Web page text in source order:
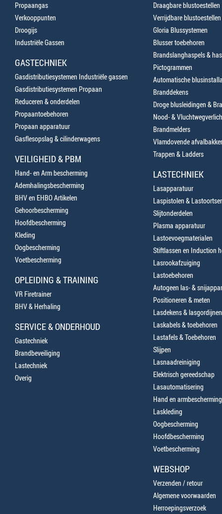
Propaangas
Verkooppunten
Droogijs
Industriële Gassen
GASTECHNIEK
Gasdistributiesystemen Industriële gassen
Gasdistributiesystemen Propaan
Reduceren & onderdelen
Propaantoebehoren
Propaan apparatuur
Gasflesopslag & cilinderwagens
VEILIGHEID & PBM
Hand- en Arm bescherming
Ademhalingsbescherming
BHV en EHBO Artikelen
Gehoorbescherming
Hoofdbescherming
Kleding
Oogbescherming
Voetbescherming
OPLEIDING & TRAINING
VR Firetrainer
BHV & Herhaling
SERVICE & ONDERHOUD
Gastechniek
Brandbeveiliging
Lastechniek
Overig
Draagbare blustoestellen
Verrijdbare blustoestellen
Gloria Blussystemen
Blusser toebehoren
Brandslanghaspels &
Pictogrammen
Automatische
Branddekens
Droge blusleidingen &
Nood- &
Brandmelders
Vlamdovende
Trappen & Ladders
LASTECHNIEK
Lasapparatuur
Laspistolen &
Slijtonderdelen
Plasma apparatuur
Lastoevoegmaterialen
Stiftlassen en Induction
Lasrookafzuiging
Lastoebehoren
Autogeen las- &
Positioneren & meten
Lasdekens & lasgordijnen
Laskabels & toebehoren
Lastafels & Toebehoren
Slijpen
Lasnaadreiniging
Elektrisch gereedschap
Lasautomatisering
Hand en armbescherming
Laskleding
Oogbescherming
Hoofdbescherming
Voetbescherming
WEBSHOP
Verzenden / retour
Algemene voorwaarden
Herroepingsverzoek